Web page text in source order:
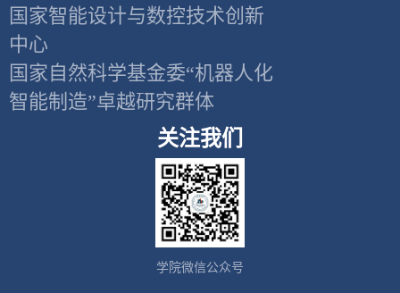
国家智能设计与数控技术创新
中心
国家自然科学基金委“机器人化
智能制造”卓越研究群体
关注我们
学院微信公众号